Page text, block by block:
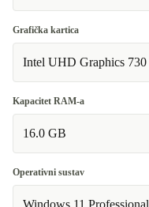
Grafička kartica
Intel UHD Graphics 730
Kapacitet RAM-a
16.0 GB
Operativni sustav
Windows 11 Professional